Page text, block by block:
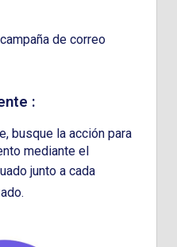
de correo
:
busque la acción para
mediante el
junto a cada